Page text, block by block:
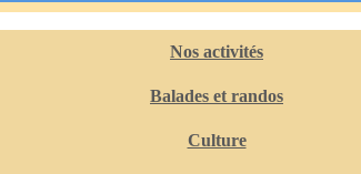
Nos activités
Balades et randos
Culture